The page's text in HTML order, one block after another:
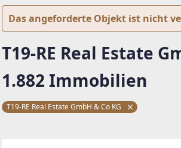
Das angeforderte Objekt ist nicht
T19-RE Real Estate
1.882 Immobilien
T19-RE Real Estate GmbH & Co KG